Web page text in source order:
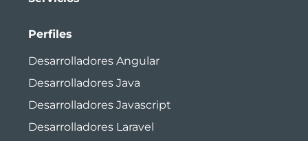
Perfiles
Desarrolladores Angular
Desarrolladores Java
Desarrolladores Javascript
Desarrolladores Laravel